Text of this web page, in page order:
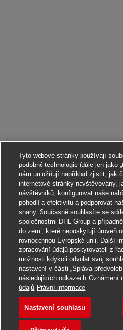
Ucházet
Uložit do
Tyto webové stránky používají
podobné technologie (dále jen jako
nám umožňují například zjistit, jak
internetové stránky navštěvovány,
návštěvníků, konfigurovat naše
pohodlí a efektivitu a podporovat
snahy. Současně souhlasíte se
společnostmi DHL Group a
do zemí, které neposkytují úroveň
rovnocennou Evropské unii. Další
zpracování údajů poskytovateli z
možnosti kdykoli odvolat svůj
nastavení v části „Správa
následujících odkazech Oznámení
údajů Právní informace
Nastavení souhlasu